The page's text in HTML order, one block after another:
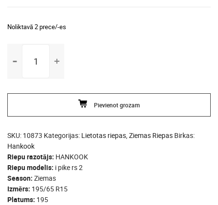
Noliktavā 2 prece/-es
R15
pike
2
daudzums
Pievienot grozam
SKU: 10873 Kategorijas: Lietotas riepas, Ziemas Riepas Birkas:
Hankook
Riepu razotājs HANKOOK
Riepu modelis i pike rs 2
Season Ziemas
Izmērs 195/65 R15
Platums 195